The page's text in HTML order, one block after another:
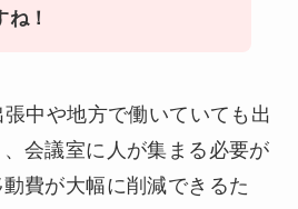
ね！
中や地方で働いていても出
会議室に人が集まる必要が
費が大幅に削減できるた